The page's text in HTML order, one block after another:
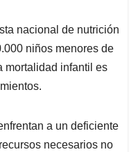
nacional de nutrición
niños menores de
mortalidad infantil es
a un deficiente
necesarios no